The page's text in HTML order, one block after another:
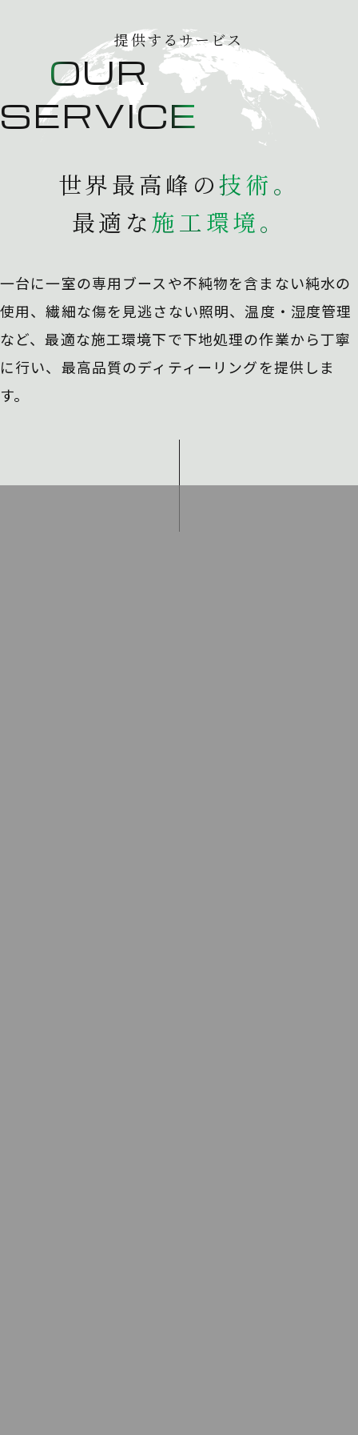
提供するサービス
OUR
SERVICE
世界最高峰の技術。
最適な施 工環境。
一台に一室の専用ブースや不純物を含まない純水の
使用、繊細な傷を見逃さない照明、温度・湿度管理
など、最適な施工環境下で下地処理の作業から丁寧
に行い、 最高品質のディティーリングを提供しま
す。